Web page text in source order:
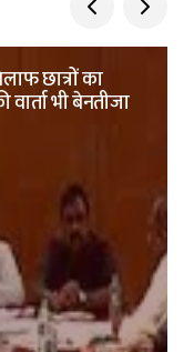
छात्रों का
भी बेनतीजा